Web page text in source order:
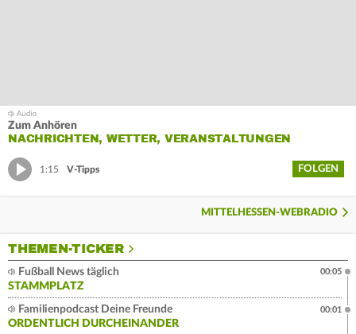
Zum Anhören
NACHRICHTEN, WETTER, VERANSTALTUNGEN
1:15 V-Tipps FOLGEN
MITTELHESSEN-WEBRADIO
THEMEN-TICKER
Fußball News täglich
STAMMPLATZ
00:05
Familienpodcast Deine Freunde
ORDENTLICH DURCHEINANDER
00:01